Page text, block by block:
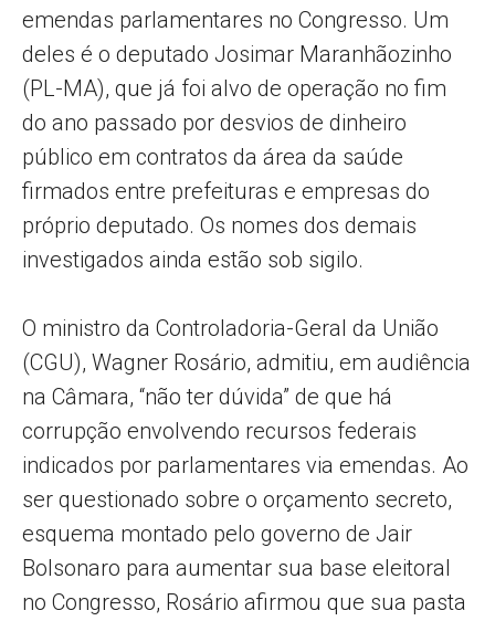
emendas parlamentares no Congresso. Um
deles é o deputado Josimar Maranhãozinho
(PL-MA), que já foi alvo de operação no fim
do ano passado por desvios de dinheiro
público em contratos da área da saúde
firmados entre prefeituras e empresas do
próprio deputado. Os nomes dos demais
investigados ainda estão sob sigilo.
O ministro da Controladoria-Geral da União
(CGU), Wagner Rosário, admitiu, em audiência
na Câmara, “não ter dúvida” de que há
corrupção envolvendo recursos federais
indicados por parlamentares via emendas. Ao
ser questionado sobre o orçamento secreto,
esquema montado pelo governo de Jair
Bolsonaro para aumentar sua base eleitoral
no Congresso, Rosário afirmou que sua pasta